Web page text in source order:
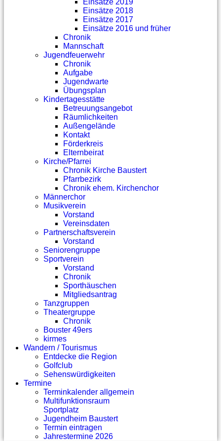
Einsätze 2019
Einsätze 2018
Einsätze 2017
Einsätze 2016 und früher
Chronik
Mannschaft
Jugendfeuerwehr
Chronik
Aufgabe
Jugendwarte
Übungsplan
Kindertagesstätte
Betreuungsangebot
Räumlichkeiten
Außengelände
Kontakt
Förderkreis
Elternbeirat
Kirche/Pfarrei
Chronik Kirche Baustert
Pfarrbezirk
Chronik ehem. Kirchenchor
Männerchor
Musikverein
Vorstand
Vereinsdaten
Partnerschaftsverein
Vorstand
Seniorengruppe
Sportverein
Vorstand
Chronik
Sporthäuschen
Mitgliedsantrag
Tanzgruppen
Theatergruppe
Chronik
Bouster 49ers
kirmes
Wandern / Tourismus
Entdecke die Region
Golfclub
Sehenswürdigkeiten
Termine
Terminkalender allgemein
Multifunktionsraum
Sportplatz
Jugendheim Baustert
Termin eintragen
Jahrestermine 2026